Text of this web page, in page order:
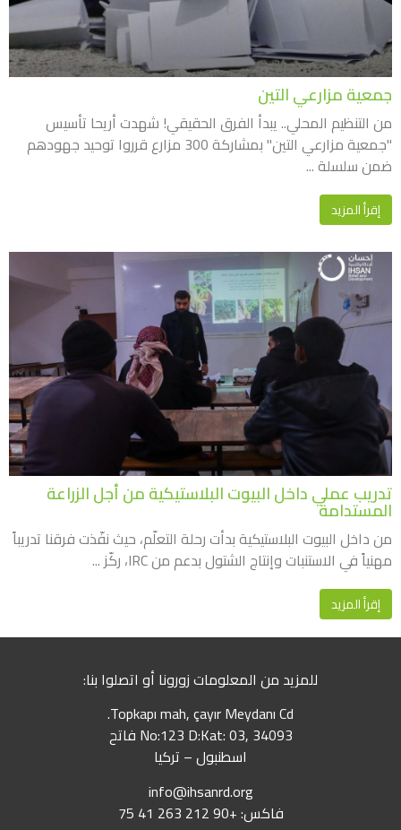
جمعية مزارعي التين
من التنظيم المحلي.. يبدأ الفرق الحقيقي! شهدت أريحا تأسيس
"جمعية مزارعي التين" بمشاركة 300 مزارع قرروا توحيد جهودهم
ضمن سلسلة ...
إقرأ المزيد
تدريب عملي داخل البيوت البلاستيكية من أجل الزراعة
المستدامة
من داخل البيوت البلاستيكية بدأت رحلة التعلّم، حيث نفّذت فرقنا تدريباً
مهنياً في الاستنبات وإنتاج الشتول بدعم من IRC، ركّز ...
إقرأ المزيد
للمزيد من المعلومات زورونا أو اتصلوا بنا:
Topkapı mah, çayır Meydanı Cd.
No:123 D:Kat: 03, 34093 فاتح
اسطنبول – تركيا
info@ihsanrd.org
فاكس: +90 212 263 41 75